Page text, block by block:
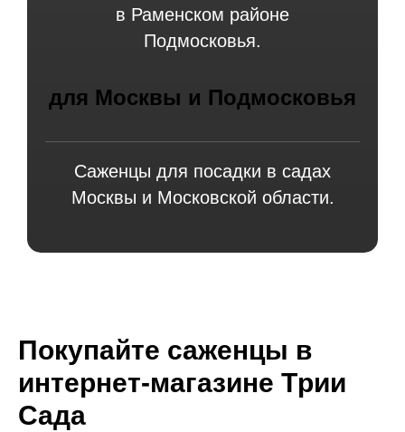
в Раменском районе
Подмосковья.
для Москвы и Подмосковья
Саженцы для посадки в садах
Москвы и Московской области.
Покупайте саженцы в
интернет-магазине Tрии
Сада